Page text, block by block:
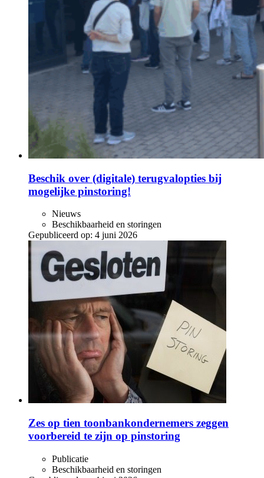
Beschik over (digitale) terugvalopties bij
mogelijke pinstoring!
Nieuws
Beschikbaarheid en storingen
Gepubliceerd op: 4 juni 2026
Zes op tien toonbankondernemers zeggen
voorbereid te zijn op pinstoring
Publicatie
Beschikbaarheid en storingen